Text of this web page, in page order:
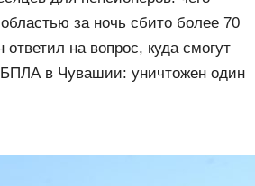
пенсия на карту
за ночь сбито более 70
на вопрос, куда смогут
БПЛА в Чувашии: уничтожен один